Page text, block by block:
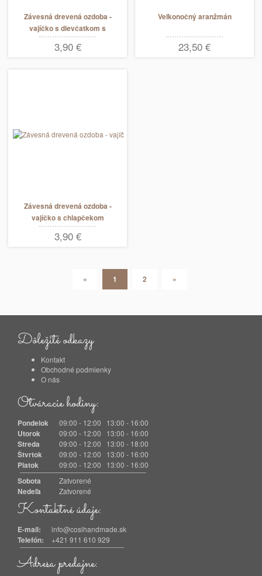
Závesná drevená ozdoba -
vajíčko s dievčatkom s
košíkom s vajíčkami
3,90 €
Veľkonočný aranžmán
23,50 €
Závesná drevená ozdoba -
vajíčko s chlapčekom
3,90 €
« 1 2 »
Dôležité odkazy
Kontakt
Obchodné podmienky
O nás
Otváracie hodiny:
Pondelok 09:00 - 12:00 13:00 - 16:00
Utorok 09:00 - 12:00 13:00 - 16:00
Streda 09:00 - 12:00 13:00 - 18:00
Štvrtok 09:00 - 12:00 13:00 - 16:00
Piatok 09:00 - 12:00 13:00 - 16:00
Sobota Zatvorené
Nedeľa Zatvorené
Kontaktné údaje:
E-mail: info@cosihandmade.sk
Telefón: +421 911 610 929
Adresa predajne: